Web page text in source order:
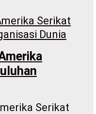
Serikat